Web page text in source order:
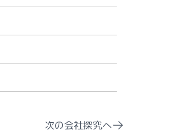
次の会社探究へ